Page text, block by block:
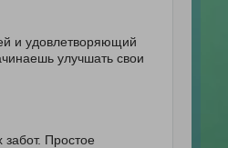
и удовлетворяющий
улучшать свои
Простое